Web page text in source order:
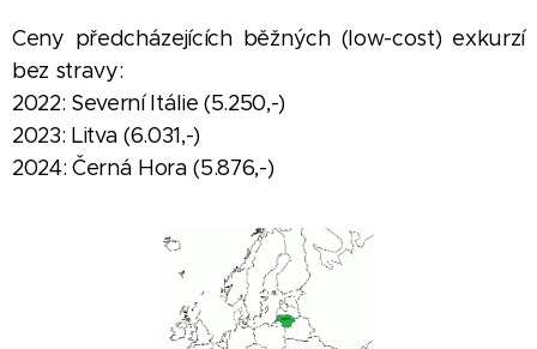
Ceny předcházejících běžných (low-cost) exkurzí
bez stravy:
2022: Severní Itálie (5.250,-)
2023: Litva (6.031,-)
2024: Černá Hora (5.876,-)